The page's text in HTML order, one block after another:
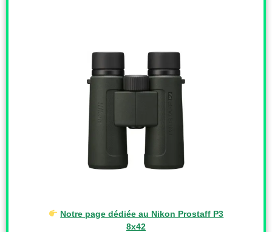
Notre page dédiée au Nikon Prostaff P3
8x42